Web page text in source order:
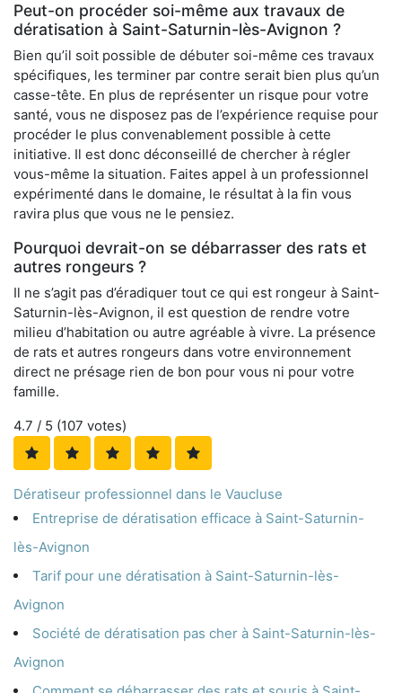
Peut-on procéder soi-même aux travaux de
dératisation à Saint-Saturnin-lès-Avignon ?
Bien qu’il soit possible de débuter soi-même ces travaux
spécifiques, les terminer par contre serait bien plus qu’un
casse-tête. En plus de représenter un risque pour votre
santé, vous ne disposez pas de l’expérience requise pour
procéder le plus convenablement possible à cette
initiative. Il est donc déconseillé de chercher à régler
vous-même la situation. Faites appel à un professionnel
expérimenté dans le domaine, le résultat à la fin vous
ravira plus que vous ne le pensiez.
Pourquoi devrait-on se débarrasser des rats et
autres rongeurs ?
Il ne s’agit pas d’éradiquer tout ce qui est rongeur à Saint-
Saturnin-lès-Avignon, il est question de rendre votre
milieu d’habitation ou autre agréable à vivre. La présence
de rats et autres rongeurs dans votre environnement
direct ne présage rien de bon pour vous ni pour votre
famille.
4.7 / 5 (107 votes)
Dératiseur professionnel dans le Vaucluse
Entreprise de dératisation efficace à Saint-Saturnin-
lès-Avignon
Tarif pour une dératisation à Saint-Saturnin-lès-
Avignon
Société de dératisation pas cher à Saint-Saturnin-lès-
Avignon